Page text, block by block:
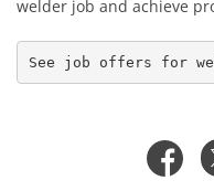
welder job and achieve
See job offers for